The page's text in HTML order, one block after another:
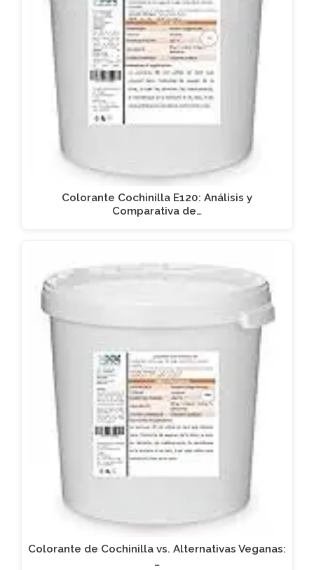
Colorante Cochinilla E120: Análisis y
Comparativa de…
Colorante de Cochinilla vs. Alternativas Veganas:
…